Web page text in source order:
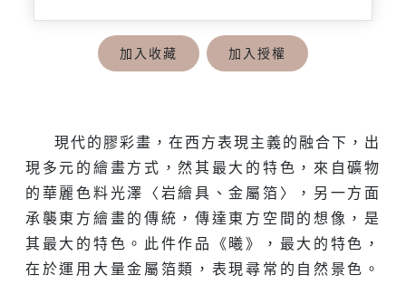
加入收藏 加入授權
現代的膠彩畫，在西方表現主義的融合下，出
現多元的繪畫方式，然其最大的特色，來自礦物
的華麗色料光澤〈岩繪具、金屬箔〉，另一方面
承襲東方繪畫的傳統，傳達東方空間的想像，是
其最大的特色。此件作品《曦》，最大的特色，
在於運用大量金屬箔類，表現尋常的自然景色。